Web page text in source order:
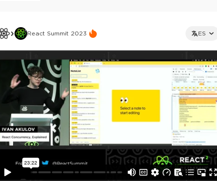
React Summit 2023 ES